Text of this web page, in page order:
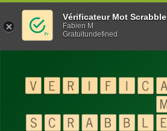
Vérificateur Mot Scrabble
Fabien M
Gratuitundefined